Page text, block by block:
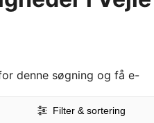
denne søgning og få e-
Filter & sortering